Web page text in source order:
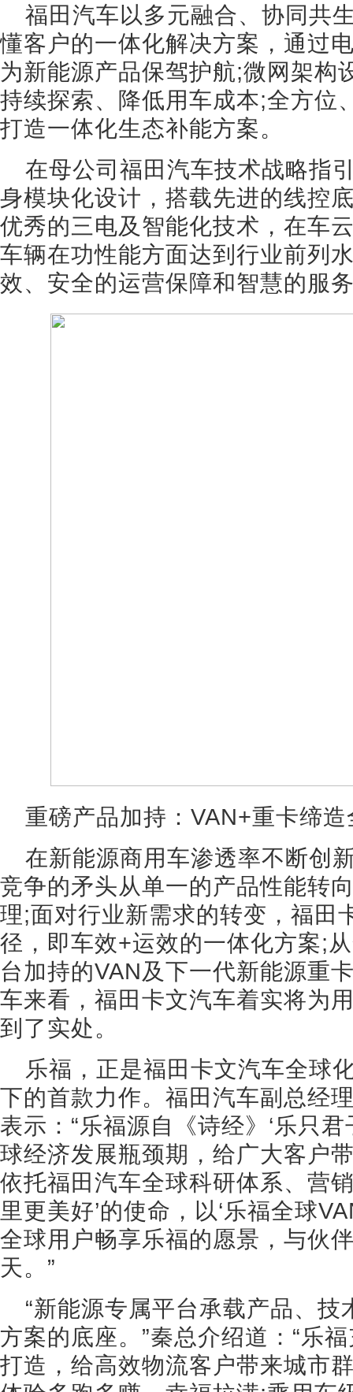
福田汽车以多元融合、协同共
懂客户的一体化解决方案，通过
为新能源产品保驾护航;微网架构
持续探索、降低用车成本;全方位
打造一体化生态补能方案。
在母公司福田汽车技术战略指
身模块化设计，搭载先进的线控
优秀的三电及智能化技术，在车
车辆在功性能方面达到行业前列
效、安全的运营保障和智慧的服
重磅产品加持：VAN+重卡缔
在新能源商用车渗透率不断创
竞争的矛头从单一的产品性能转
理;面对行业新需求的转变，福田
径，即车效+运效的一体化方案;
台加持的VAN及下一代新能源重
车来看，福田卡文汽车着实将为
到了实处。
乐福，正是福田卡文汽车全球
下的首款力作。福田汽车副总经
表示：“乐福源自《诗经》‘乐只
球经济发展瓶颈期，给广大客户带
依托福田汽车全球科研体系、营
里更美好’的使命，以‘乐福全球
全球用户畅享乐福的愿景，与伙
天。”
“新能源专属平台承载产品、
方案的底座。”秦总介绍道：“乐
打造，给高效物流客户带来城市